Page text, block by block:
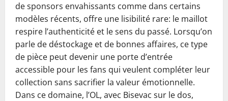
de sponsors envahissants comme dans certains
modèles récents, offre une lisibilité rare: le maillot
respire l’authenticité et le sens du passé. Lorsqu’on
parle de déstockage et de bonnes affaires, ce type
de pièce peut devenir une porte d’entrée
accessible pour les fans qui veulent compléter leur
collection sans sacrifier la valeur émotionnelle.
Dans ce domaine, l’OL, avec Bisevac sur le dos,